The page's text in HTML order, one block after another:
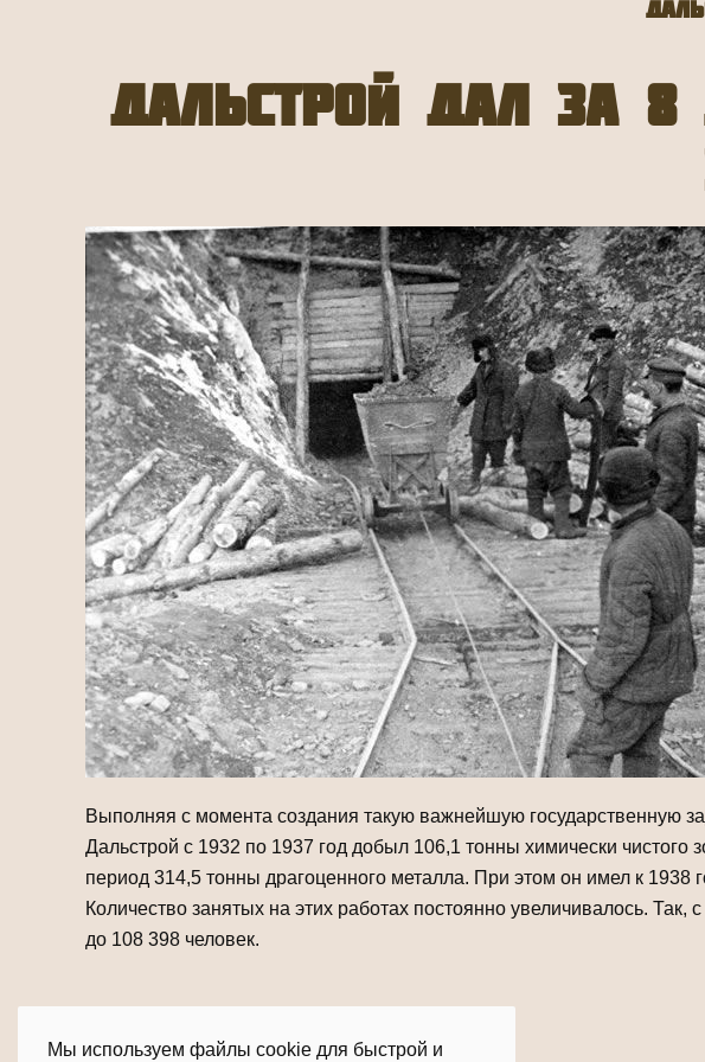
Мы используем файлы cookie для быстрой и
Дальстрой дал за 8
Выполняя с момента создания такую важнейшую государствен­ную
Дальстрой с 1932 по 1937 год добыл 106,1 тонны химически чистого
период 314,5 тонны драгоценного металла. При этом он имел к
Количество занятых на этих работах постоянно увеличивалось.
до 108 398 человек.
Печать Электронная почта